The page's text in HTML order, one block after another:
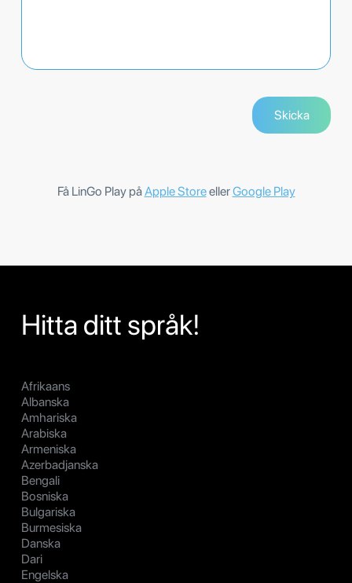
Få LinGo Play påApple StoreellerGoogle Play
Hitta ditt språk!
Afrikaans
Albanska
Amhariska
Arabiska
Armeniska
Azerbadjanska
Bengali
Bosniska
Bulgariska
Burmesiska
Danska
Dari
Engelska